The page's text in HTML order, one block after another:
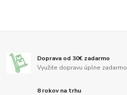
Doprava od 30€ zadarmo
Využite dopravu úplne zadarmo
8 rokov na trhu